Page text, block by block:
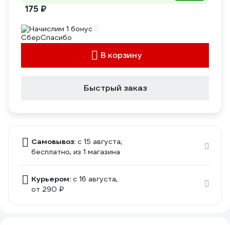
175 ₽
Начислим 1 бонус
В корзину
Быстрый заказ
Самовывоз: c 15 августа,
бесплатно, из 1 магазина
Курьером: c 16 августа,
от 290 ₽